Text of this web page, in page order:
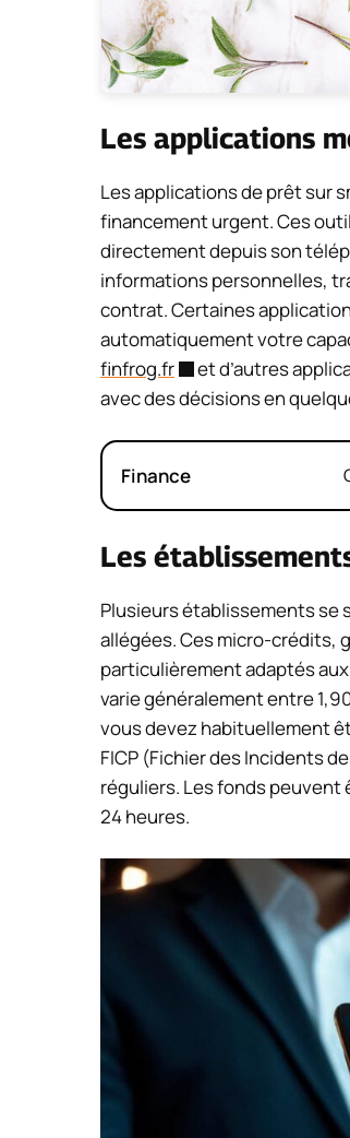
Les applications
Les applications de prêt sur
financement urgent. Ces
directement depuis son
informations personnelles,
contrat. Certaines
automatiquement votre
finfrog.fr
et d’autres
avec des décisions en
Finance
Les
Plusieurs établissements se
allégées. Ces micro-crédits,
particulièrement adaptés
varie généralement entre
vous devez habituellement
FICP (Fichier des Incidents
réguliers. Les fonds
24 heures.